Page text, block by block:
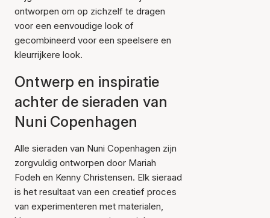
ontworpen om op zichzelf te dragen
voor een eenvoudige look of
gecombineerd voor een speelsere en
kleurrijkere look.
Ontwerp en inspiratie
achter de sieraden van
Nuni Copenhagen
Alle sieraden van Nuni Copenhagen zijn
zorgvuldig ontworpen door Mariah
Fodeh en Kenny Christensen. Elk sieraad
is het resultaat van een creatief proces
van experimenteren met materialen,